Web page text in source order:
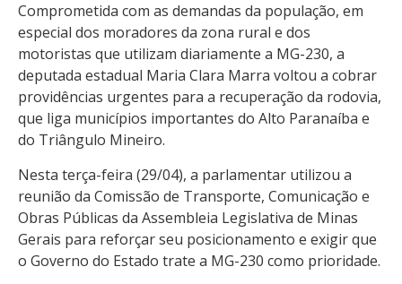
Comprometida com as demandas da população, em
especial dos moradores da zona rural e dos
motoristas que utilizam diariamente a MG-230, a
deputada estadual Maria Clara Marra voltou a cobrar
providências urgentes para a recuperação da rodovia,
que liga municípios importantes do Alto Paranaíba e
do Triângulo Mineiro.
Nesta terça-feira (29/04), a parlamentar utilizou a
reunião da Comissão de Transporte, Comunicação e
Obras Públicas da Assembleia Legislativa de Minas
Gerais para reforçar seu posicionamento e exigir que
o Governo do Estado trate a MG-230 como prioridade.